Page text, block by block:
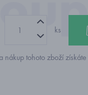
ks
nákup tohoto zboží získáte